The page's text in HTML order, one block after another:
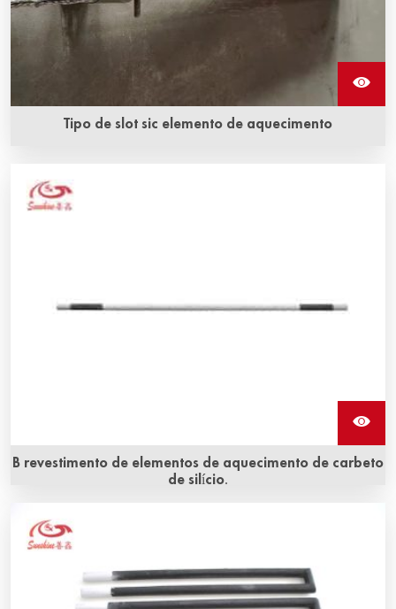
Tipo de slot sic elemento de aquecimento
capazes de resistir a operações em condições rigorosas.
B revestimento de elementos de aquecimento de carbeto
de silício.
revestimento B (nitrogênio) são formados por uma
camada de nitreto na superfície do elemento de
aquecimento. Eles podem prolongar sua vida útil.